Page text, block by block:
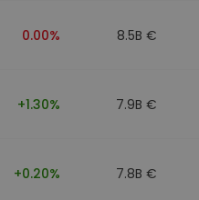
0.00% 8.5B €
+1.30% 7.9B €
+0.20% 7.8B €